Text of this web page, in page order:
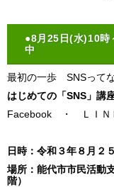
●8月25日(水)10
中
最初の一歩 SNSって
はじめての「SNS」講
Facebook ・ ＬＩ
日時：令和３年８月２
場所：能代市市民活動
階）